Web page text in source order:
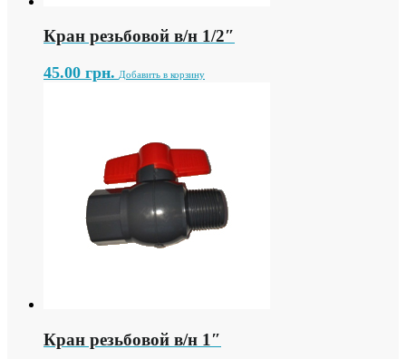
Кран резьбовой в/н 1/2″
45.00 грн. Добавить в корзину
Кран резьбовой в/н 1″